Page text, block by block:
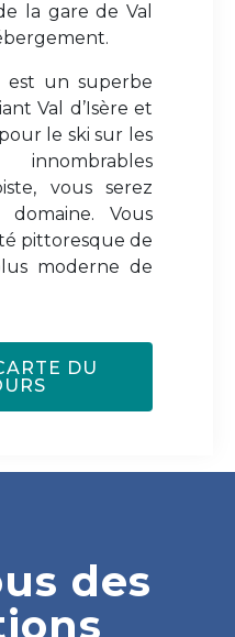
la gare de Val
est un superbe
Val d’Isère et
le ski sur les
vous serez
Vous
pittoresque de
moderne de
des